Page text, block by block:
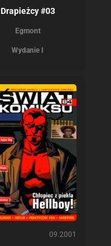
Drapieżcy #03
Egmont
Wydanie I
09.2001